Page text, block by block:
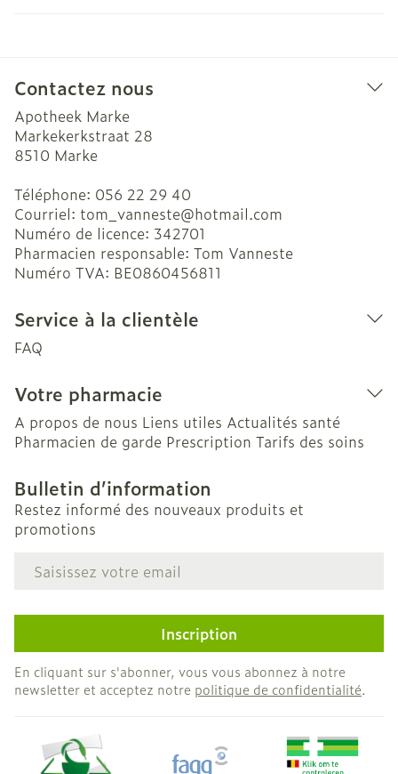
Contactez nous
Apotheek Marke
Markekerkstraat 28
8510 Marke
Téléphone: 056 22 29 40
Courriel: tom_vanneste@hotmail.com
Numéro de licence: 342701
Pharmacien responsable: Tom Vanneste
Numéro TVA: BE0860456811
Service à la clientèle
FAQ
Votre pharmacie
A propos de nous Liens utiles Actualités santé
Pharmacien de garde Prescription Tarifs des soins
Bulletin d’information
Restez informé des nouveaux produits et
promotions
Adresse mail
Inscription
En cliquant sur s'abonner, vous vous abonnez à notre
newsletter et acceptez notre politique de confidentialité.